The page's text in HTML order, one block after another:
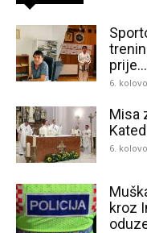
prije...
6.
Misa
6.
kroz